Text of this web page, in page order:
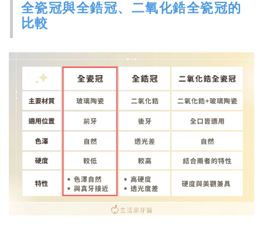
全瓷冠與全鋯冠、二氧化鋯全瓷冠的
比較